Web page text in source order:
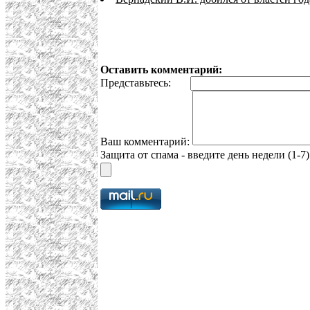
Оставить комментарий:
Представьтесь:
Ваш комментарий:
Защита от спама - введите день недели (1-